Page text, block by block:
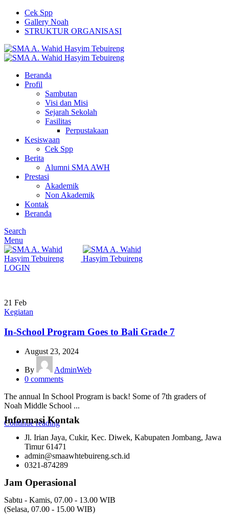
Cek Spp
Gallery Noah
STRUKTUR ORGANISASI
Beranda
Profil
Sambutan
Visi dan Misi
Sejarah Sekolah
Fasilitas
Perpustakaan
Kesiswaan
Cek Spp
Berita
Alumni SMA AWH
Prestasi
Akademik
Non Akademik
Kontak
Beranda
Search
Menu
LOGIN
21 Feb
Kegiatan
In-School Program Goes to Bali Grade 7
August 23, 2024
By
AdminWeb
0 comments
The annual In School Program is back! Some of 7th graders of
Noah Middle School ...
Continue reading
Informasi Kontak
Jl. Irian Jaya, Cukir, Kec. Diwek, Kabupaten Jombang, Jawa
Timur 61471
admin@smaawhtebuireng.sch.id
0321-874289
Jam Operasional
Sabtu - Kamis, 07.00 - 13.00 WIB
(Selasa, 07.00 - 15.00 WIB)